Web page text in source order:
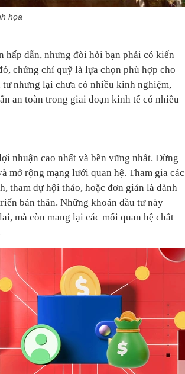
họa
hấp dẫn, nhưng đòi hỏi bạn phải có kiến
chứng chỉ quỹ là lựa chọn phù hợp cho
nhưng lại chưa có nhiều kinh nghiệm,
an toàn trong giai đoạn kinh tế có nhiều
nhuận cao nhất và bền vững nhất. Đừng
mở rộng mạng lưới quan hệ. Tham gia các
tham dự hội thảo, hoặc đơn giản là dành
bản thân. Những khoản đầu tư này
mà còn mang lại các mối quan hệ chất